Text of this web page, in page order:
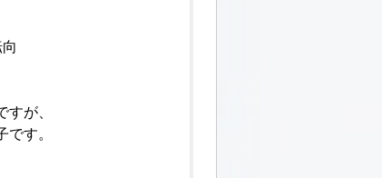
が、
です。